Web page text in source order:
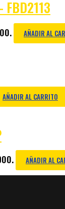
AÑADIR AL
AÑADIR AL CARRITO
AÑADIR AL